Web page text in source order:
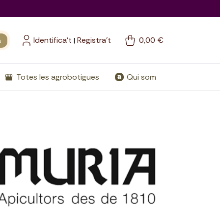
Identifica't | Registra't 0,00 €
Totes les agrobotigues Qui som